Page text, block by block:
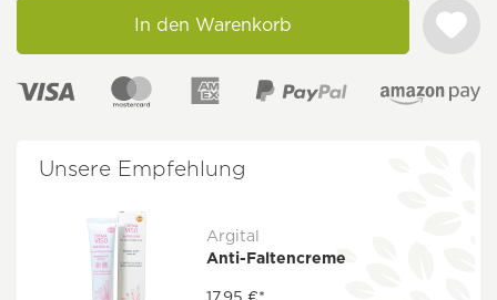
In den Warenkorb
Unsere Empfehlung
Argital
Anti-Faltencreme